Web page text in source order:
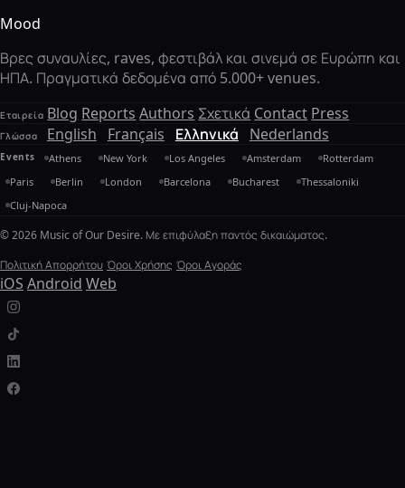
Mood
Βρες συναυλίες, raves, φεστιβάλ και σινεμά σε Ευρώπη και
ΗΠΑ. Πραγματικά δεδομένα από 5.000+ venues.
Εταιρεία Blog Reports Authors Σχετικά Contact Press
Γλώσσα English Français Ελληνικά Nederlands
Events Athens New York Los Angeles Amsterdam
Rotterdam
Paris
Berlin London Barcelona Bucharest
Thessaloniki
Cluj-Napoca
© 2026 Music of Our Desire. Με επιφύλαξη παντός δικαιώματος.
Πολιτική Απορρήτου Όροι Χρήσης Όροι Αγοράς
iOS Android Web